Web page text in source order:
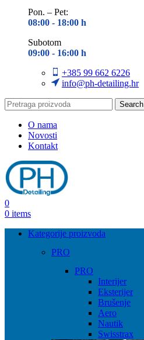
Pon. – Pet:
08:00 - 18:00 h
Subotom
09:00 - 16:00 h
+385 99 662 6226
info@ph-detailing.hr
Search
O nama
Novosti
Kontakt
0
0 items
Kategorije proizvoda
PRO
PRO
Interijer
Eksterijer
Brušenje
Aero
Nautik
Swisstrax